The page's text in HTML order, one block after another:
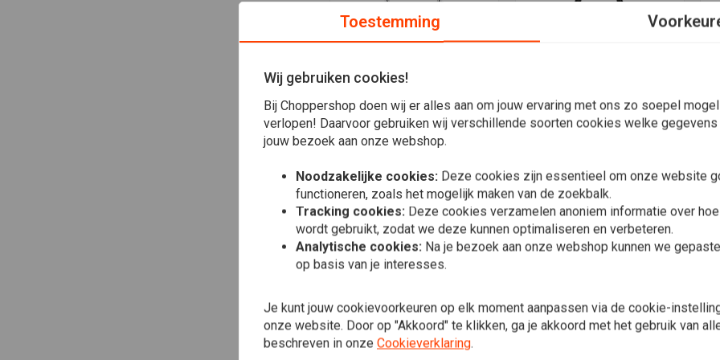
Meer informatie
BILTWELL
12" Rise Apes Stuur
Chrome - NON DIMPLED
€271,28
Verlanglijst
Toevoegen aan winkelwagen
Ronde stalen Sissybar
Punt Top 7.50''x13.06 ''
Verlanglijst
Toestemming
Wij gebruiken cookies!
Bij Choppershop doen wij er alles aan om jouw ervaring met ons zo soepel
verlopen! Daarvoor gebruiken wij verschillende soorten cookies welke
jouw bezoek aan onze webshop.
Noodzakelijke cookies: Deze cookies zijn essentieel om onze website
functioneren, zoals het mogelijk maken van de zoekbalk.
Tracking cookies: Deze cookies verzamelen anoniem informatie over
wordt gebruikt, zodat we deze kunnen optimaliseren en verbeteren.
Analytische cookies: Na je bezoek aan onze webshop kunnen we
op basis van je interesses.
Je kunt jouw cookievoorkeuren op elk moment aanpassen via de cookie-
onze website. Door op "Akkoord" te klikken, ga je akkoord met het gebruik van
beschreven in onze Cookieverklaring.